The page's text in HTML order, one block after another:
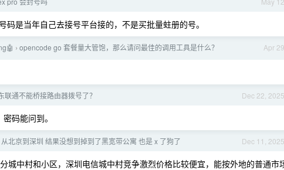
是当年自己去接号平台接的，不是买批量蛀册的号。
Apr 29
› opencode go 套餐量大管饱，那么请问最佳的调用工具是什么？
Dec 22, 2025
联通不能桥接路由器拨号了？
码能问到。
Dec 11, 2025
从北京到深圳 结果没想到掉到了黑宽带公寓 也是 x 了狗了
城中村和小区，深圳电信城中村竞争激烈价格比较便宜，能按外地的普通市